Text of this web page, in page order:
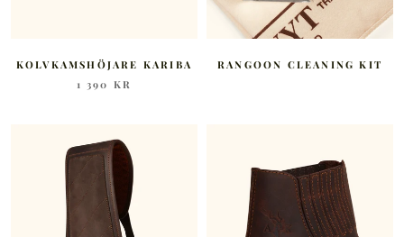
KOLVKAMSHÖJARE KARIBA
1 390 KR
RANGOON CLEANING KIT